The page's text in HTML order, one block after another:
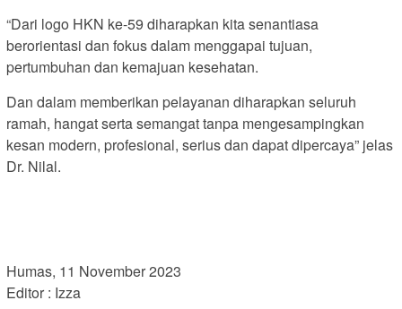
“Dari logo HKN ke-59 diharapkan kita senantiasa
berorientasi dan fokus dalam menggapai tujuan,
pertumbuhan dan kemajuan kesehatan.
Dan dalam memberikan pelayanan diharapkan seluruh
ramah, hangat serta semangat tanpa mengesampingkan
kesan modern, profesional, serius dan dapat dipercaya” jelas
Dr. Nilal.
Humas, 11 November 2023
Editor : Izza